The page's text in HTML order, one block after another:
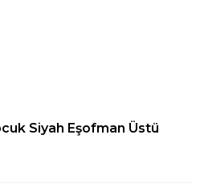
Siyah Eşofman Üstü